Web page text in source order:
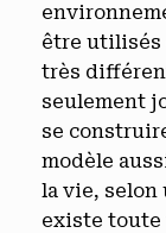
être utilisés
très
seulement
se
modèle
la vie,
existe toute